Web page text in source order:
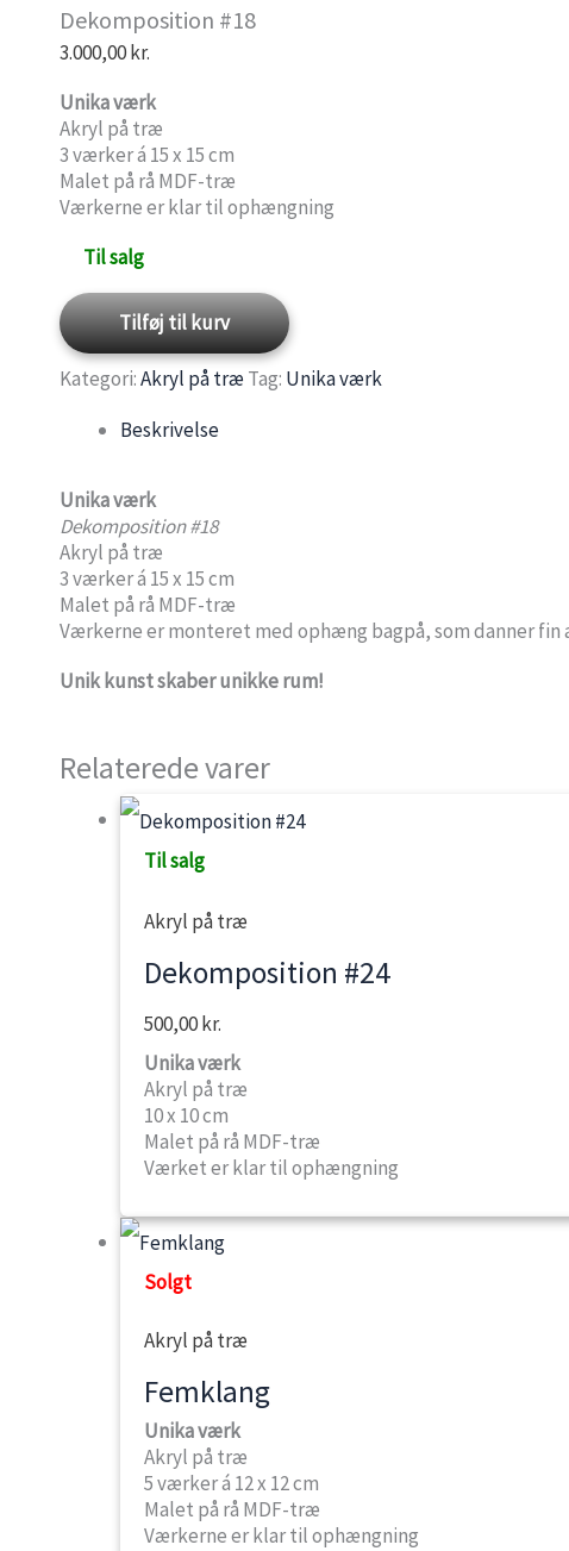
Dekomposition #18
3.000,00kr.
Unika værk
Akryl på træ
3 værker á 15 x 15 cm
Malet på rå MDF-træ
Værkerne er klar til ophængning
Til salg
Dekomposition
#18
Tilføj til kurv
Kategori:Akryl på træ Tag: Unika værk
Beskrivelse
Unika værk
Dekomposition #18
Akryl på træ
3 værker á 15 x 15 cm
Malet på rå MDF-træ
Værkerne er monteret med ophæng bagpå, som danner
Unik kunst skaber unikkerum!
Relaterede varer
Til salg
Akryl på træ
Dekomposition #24
500,00kr.
Unika værk
Akryl på træ
10 x 10 cm
Malet på rå MDF-træ
Værket er klar til ophængning
Solgt
Akryl på træ
Femklang
Unika værk
Akryl på træ
5 værker á 12 x 12 cm
Malet på rå MDF-træ
Værkerne er klar til ophængning